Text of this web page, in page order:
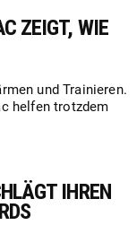
ZEIGT, WIE
und Trainieren.
helfen trotzdem
IHREN